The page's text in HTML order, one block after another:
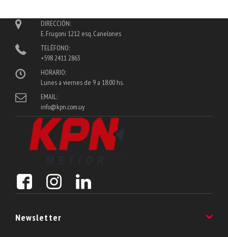
DIRECCIÓN:
E. Frugoni 1212 esq. Canelones
TELÉFONO:
+598 2411 2863
HORARIO:
Lunes a viernes de 9 a 18:00 hs.
EMAIL:
info@kpn.com.uy
Newsletter